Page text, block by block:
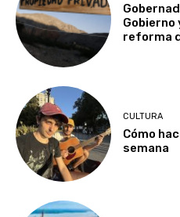
Gobierno
reforma
CULTURA
Cómo
semana